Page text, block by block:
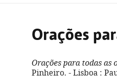
Orações
Orações para todas as
Pinheiro. - Lisboa :